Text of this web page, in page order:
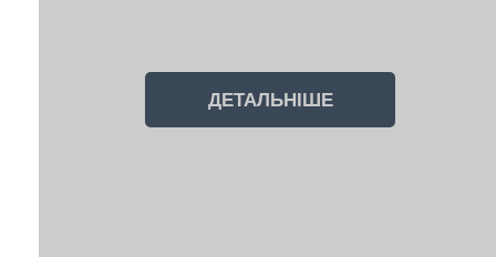
ДЕТАЛЬНІШЕ